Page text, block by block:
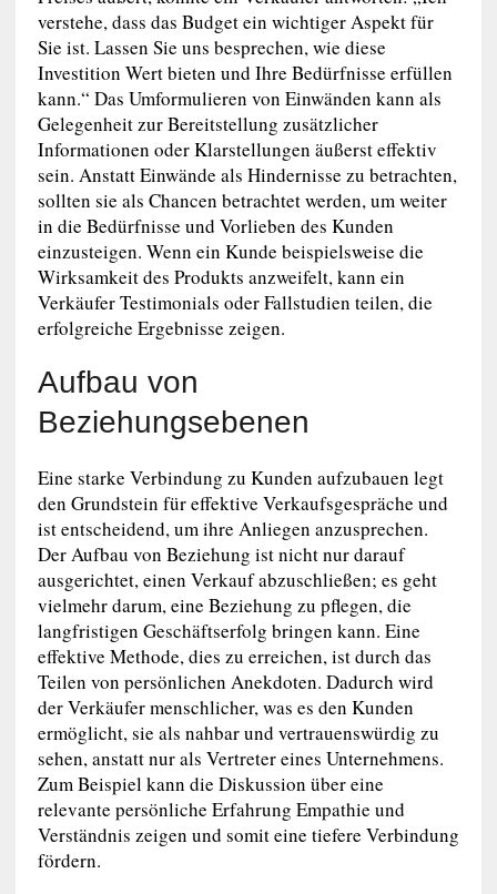
verstehe, dass das Budget ein wichtiger Aspekt für
Sie ist. Lassen Sie uns besprechen, wie diese
Investition Wert bieten und Ihre Bedürfnisse erfüllen
kann.“ Das Umformulieren von Einwänden kann als
Gelegenheit zur Bereitstellung zusätzlicher
Informationen oder Klarstellungen äußerst effektiv
sein. Anstatt Einwände als Hindernisse zu betrachten,
sollten sie als Chancen betrachtet werden, um weiter
in die Bedürfnisse und Vorlieben des Kunden
einzusteigen. Wenn ein Kunde beispielsweise die
Wirksamkeit des Produkts anzweifelt, kann ein
Verkäufer Testimonials oder Fallstudien teilen, die
erfolgreiche Ergebnisse zeigen.
Aufbau von
Beziehungsebenen
Eine starke Verbindung zu Kunden aufzubauen legt
den Grundstein für effektive Verkaufsgespräche und
ist entscheidend, um ihre Anliegen anzusprechen.
Der Aufbau von Beziehung ist nicht nur darauf
ausgerichtet, einen Verkauf abzuschließen; es geht
vielmehr darum, eine Beziehung zu pflegen, die
langfristigen Geschäftserfolg bringen kann. Eine
effektive Methode, dies zu erreichen, ist durch das
Teilen von persönlichen Anekdoten. Dadurch wird
der Verkäufer menschlicher, was es den Kunden
ermöglicht, sie als nahbar und vertrauenswürdig zu
sehen, anstatt nur als Vertreter eines Unternehmens.
Zum Beispiel kann die Diskussion über eine
relevante persönliche Erfahrung Empathie und
Verständnis zeigen und somit eine tiefere Verbindung
fördern.